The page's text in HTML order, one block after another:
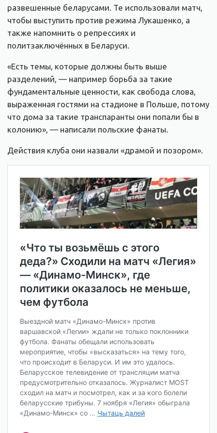
развешенные беларусами. Те использовали матч,
чтобы выступить против режима Лукашенко, а
также напомнить о репрессиях и
политзаключённых в Беларуси.
«Есть темы, которые должны быть выше
разделений, — например борьба за такие
фундаментальные ценности, как свобода слова,
выраженная гостями на стадионе в Польше, потому
что дома за такие транспаранты они попали бы в
колонию», — написали польские фанаты.
Действия клуба они назвали «драмой и позором».